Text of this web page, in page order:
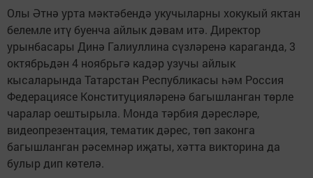
Олы Әтнә урта мәктәбендә укучыларны хокукый яктан
белемле итү буенча айлык дәвам итә. Директор
урынбасары Динә Галиуллина сүзләренә караганда, 3
октябрьдән 4 ноябрьгә кадәр узучы айлык
кысаларында Татарстан Республикасы һәм Россия
Федерациясе Конституцияләренә багышланган төрле
чаралар оештырыла. Монда тәрбия дәресләре,
видеопрезентация, тематик дәрес, төп законга
багышланган рәсемнәр иҗаты, хәтта викторина да
булыр дип көтелә.